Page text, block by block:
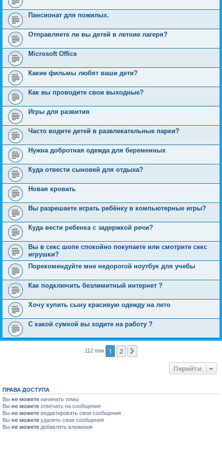
Пансионат для пожилых.
Отправляете ли вы детей в летние лагеря?
Microsoft Office
Какие фильмы любят ваши дети?
Как вы проводите свои выходные?
Игры для развития
Часто водите детей в развлекательные парки?
Нужна добротная одежда для беременных
Куда отвести сыновей для отдыха?
Новая кровать
Вы разрешаете играть ребёнку в компьютерные игры?
Куда вести ребенка с задержкой речи?
Вы в секс шопе спокойно покупаете или смотрите секс
игрушки?
Порекомендуйте мне недорогой ноутбук для учебы
Как подключить безлимитный интернет ?
Хочу купить сыну красивую одежду на лето
С какой сумкой вы ходите на работу ?
112 тем 1 2
Перейти
ПРАВА ДОСТУПА
Вы не можете начинать темы
Вы не можете отвечать на сообщения
Вы не можете редактировать свои сообщения
Вы не можете удалять свои сообщения
Вы не можете добавлять вложения